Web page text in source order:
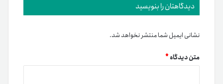
دیدگاهتان را بنویسید
نشانی ایمیل شما منتشر نخواهد شد.
متن دیدگاه*